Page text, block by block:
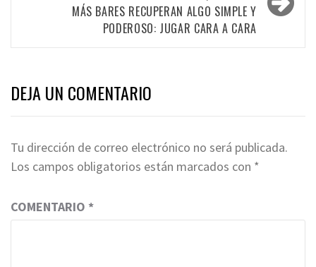
MÁS BARES RECUPERAN ALGO SIMPLE Y
PODEROSO: JUGAR CARA A CARA
DEJA UN COMENTARIO
Tu dirección de correo electrónico no será publicada.
Los campos obligatorios están marcados con *
COMENTARIO *